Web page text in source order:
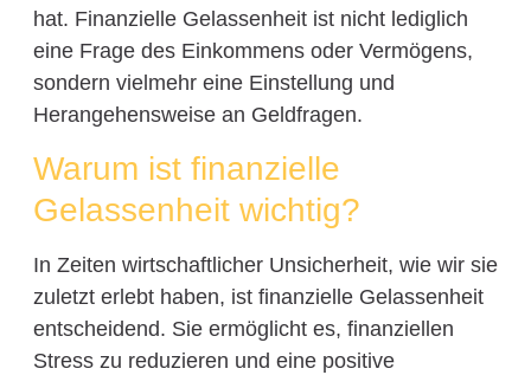
hat. Finanzielle Gelassenheit ist nicht lediglich
eine Frage des Einkommens oder Vermögens,
sondern vielmehr eine Einstellung und
Herangehensweise an Geldfragen.
Warum ist finanzielle
Gelassenheit wichtig?
In Zeiten wirtschaftlicher Unsicherheit, wie wir sie
zuletzt erlebt haben, ist finanzielle Gelassenheit
entscheidend. Sie ermöglicht es, finanziellen
Stress zu reduzieren und eine positive